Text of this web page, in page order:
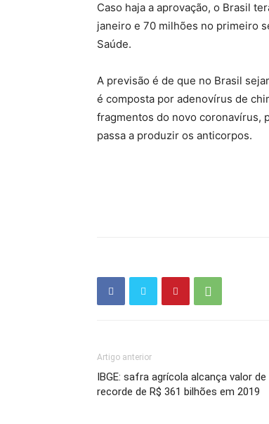
Caso haja a aprovação, o Brasil
janeiro e 70 milhões no primeiro
Saúde.
A previsão é de que no Brasil
é composta por adenovírus de
fragmentos do novo coronavírus,
passa a produzir os anticorpos.
Artigo anterior
IBGE: safra agrícola alcança valor
recorde de R$ 361 bilhões em 2019